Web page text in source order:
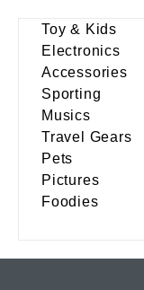
Toy & Kids
Electronics
Accessories
Sporting
Musics
Travel Gears
Pets
Pictures
Foodies